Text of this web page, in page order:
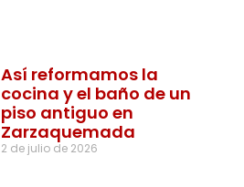
Así reformamos la
cocina y el baño de un
piso antiguo en
Zarzaquemada
2 de julio de 2026